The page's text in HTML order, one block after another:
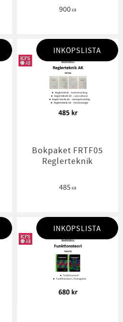
900KR
Bokpaket FRTF05
Reglerteknik
485 KR
INKÖPSLISTA
INKÖPSLISTA